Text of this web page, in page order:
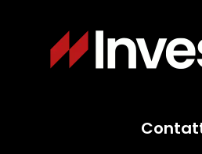
Immagine